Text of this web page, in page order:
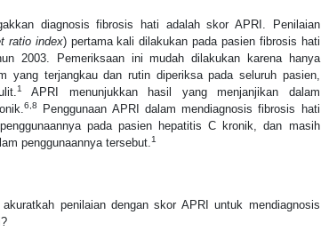
diagnosis fibrosis hati adalah skor APRI. Penilaian
ratio index) pertama kali dilakukan pada pasien fibrosis hati
2003. Pemeriksaan ini mudah dilakukan karena hanya
yang terjangkau dan rutin diperiksa pada seluruh pasien,
1
APRI menunjukkan hasil yang menjanjikan dalam
6,8
Penggunaan APRI dalam mendiagnosis fibrosis hati
pada pasien hepatitis C kronik, dan masih
penggunaannya tersebut. 1
penilaian dengan skor APRI untuk mendiagnosis